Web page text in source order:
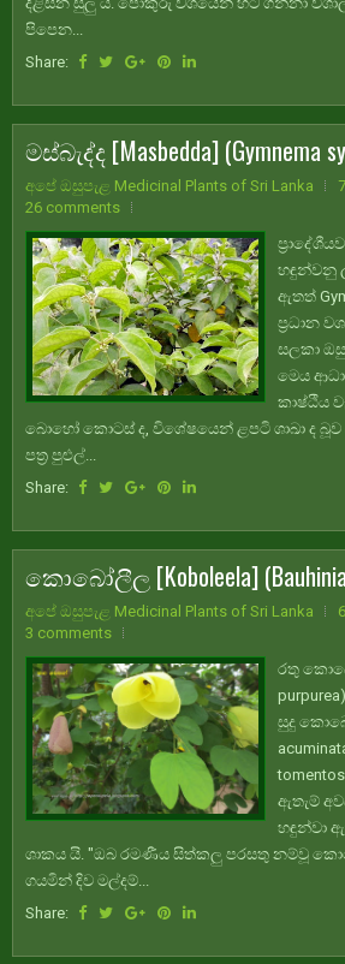
පිපෙන...
Share:
මස්බැද්ද [Masbedda] (Gymnema
අපේ ඔසුපැළ Medicinal Plants of Sri Lanka
26 comments
හඳුන්වනු
ඇතත්
ප්‍රධාන
සලකා
මෙය
කාෂ්ඨීය
බොහෝ කොටස් ද, විශේෂයෙන් ළපටි ශාඛා ද
පත්‍ර පුළුල්...
Share:
කොබෝලීල [Koboleela]
අපේ ඔසුපැළ Medicinal Plants of Sri Lanka
3 comments
රතු
purpurea)
සුදු
ඇතැම්
හඳුන්වා
ශාකය යි. "ඔබ රමණීය සිත්කලු පරසතු නම්වූ
ගයමින් දිව මල්දම්...
Share: